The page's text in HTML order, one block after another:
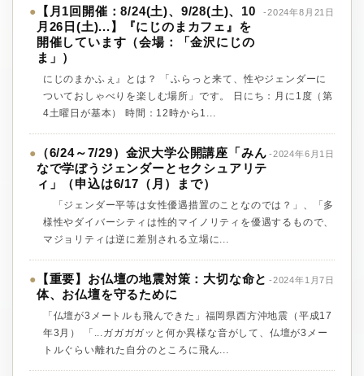
●
【月1回開催：8/24(土)、9/28(土)、10
月26日(土)...】『にじのまカフェ』を
開催しています（会場：「金沢にじの
ま」）
-2024年8月21日
にじのまかふぇ』とは？ 「ふらっと来て、性やジェンダーに
ついておしゃべりを楽しむ場所」です。 日にち：月に1度（第
4土曜日が基本） 時間：12時から1...
●
（6/24～7/29）金沢大学公開講座「みん
なで学ぼうジェンダーとセクシュアリテ
ィ」（申込は6/17（月）まで）
-2024年6月1日
「ジェンダー平等は女性優遇措置のことなのでは？」、「多
様性やダイバーシティは性的マイノリティを優遇するもので、
マジョリティは逆に差別される立場に...
●
【重要】お仏壇の地震対策：大切な命と
体、お仏壇を守るために
-2024年1月7日
「仏壇が3メートルも飛んできた」福岡県西方沖地震（平成17
年3月） 「...ガガガガッと何か異様な音がして、仏壇が3メー
トルぐらい離れた自分のところに飛ん...